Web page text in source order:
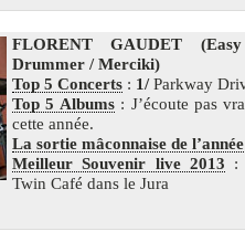
FLORENT GAUDET
Drummer / Merciki)
Top 5 Concerts : 1/Parkway
Top 5 Albums: J’écoute pas
cette année.
La sortie mâconnaise de l’année
Meilleur Souvenir live 2013 :
Twin Café dans le Jura